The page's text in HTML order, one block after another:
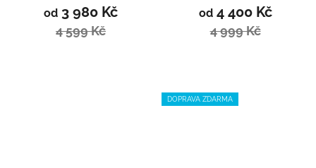
od 3 980 Kč
4 599 Kč
od4 400 Kč
4 999 Kč
DOPRAVA ZDARMA